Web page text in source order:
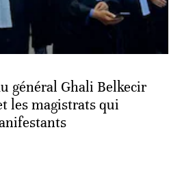
général Ghali Belkecir
les magistrats qui